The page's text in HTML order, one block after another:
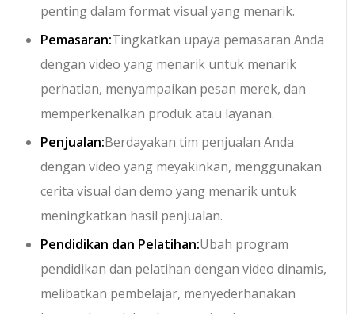
penting dalam format visual yang menarik.
Pemasaran:Tingkatkan upaya pemasaran Anda
dengan video yang menarik untuk menarik
perhatian, menyampaikan pesan merek, dan
memperkenalkan produk atau layanan.
Penjualan:Berdayakan tim penjualan Anda
dengan video yang meyakinkan, menggunakan
cerita visual dan demo yang menarik untuk
meningkatkan hasil penjualan.
Pendidikan dan Pelatihan:Ubah program
pendidikan dan pelatihan dengan video dinamis,
melibatkan pembelajar, menyederhanakan